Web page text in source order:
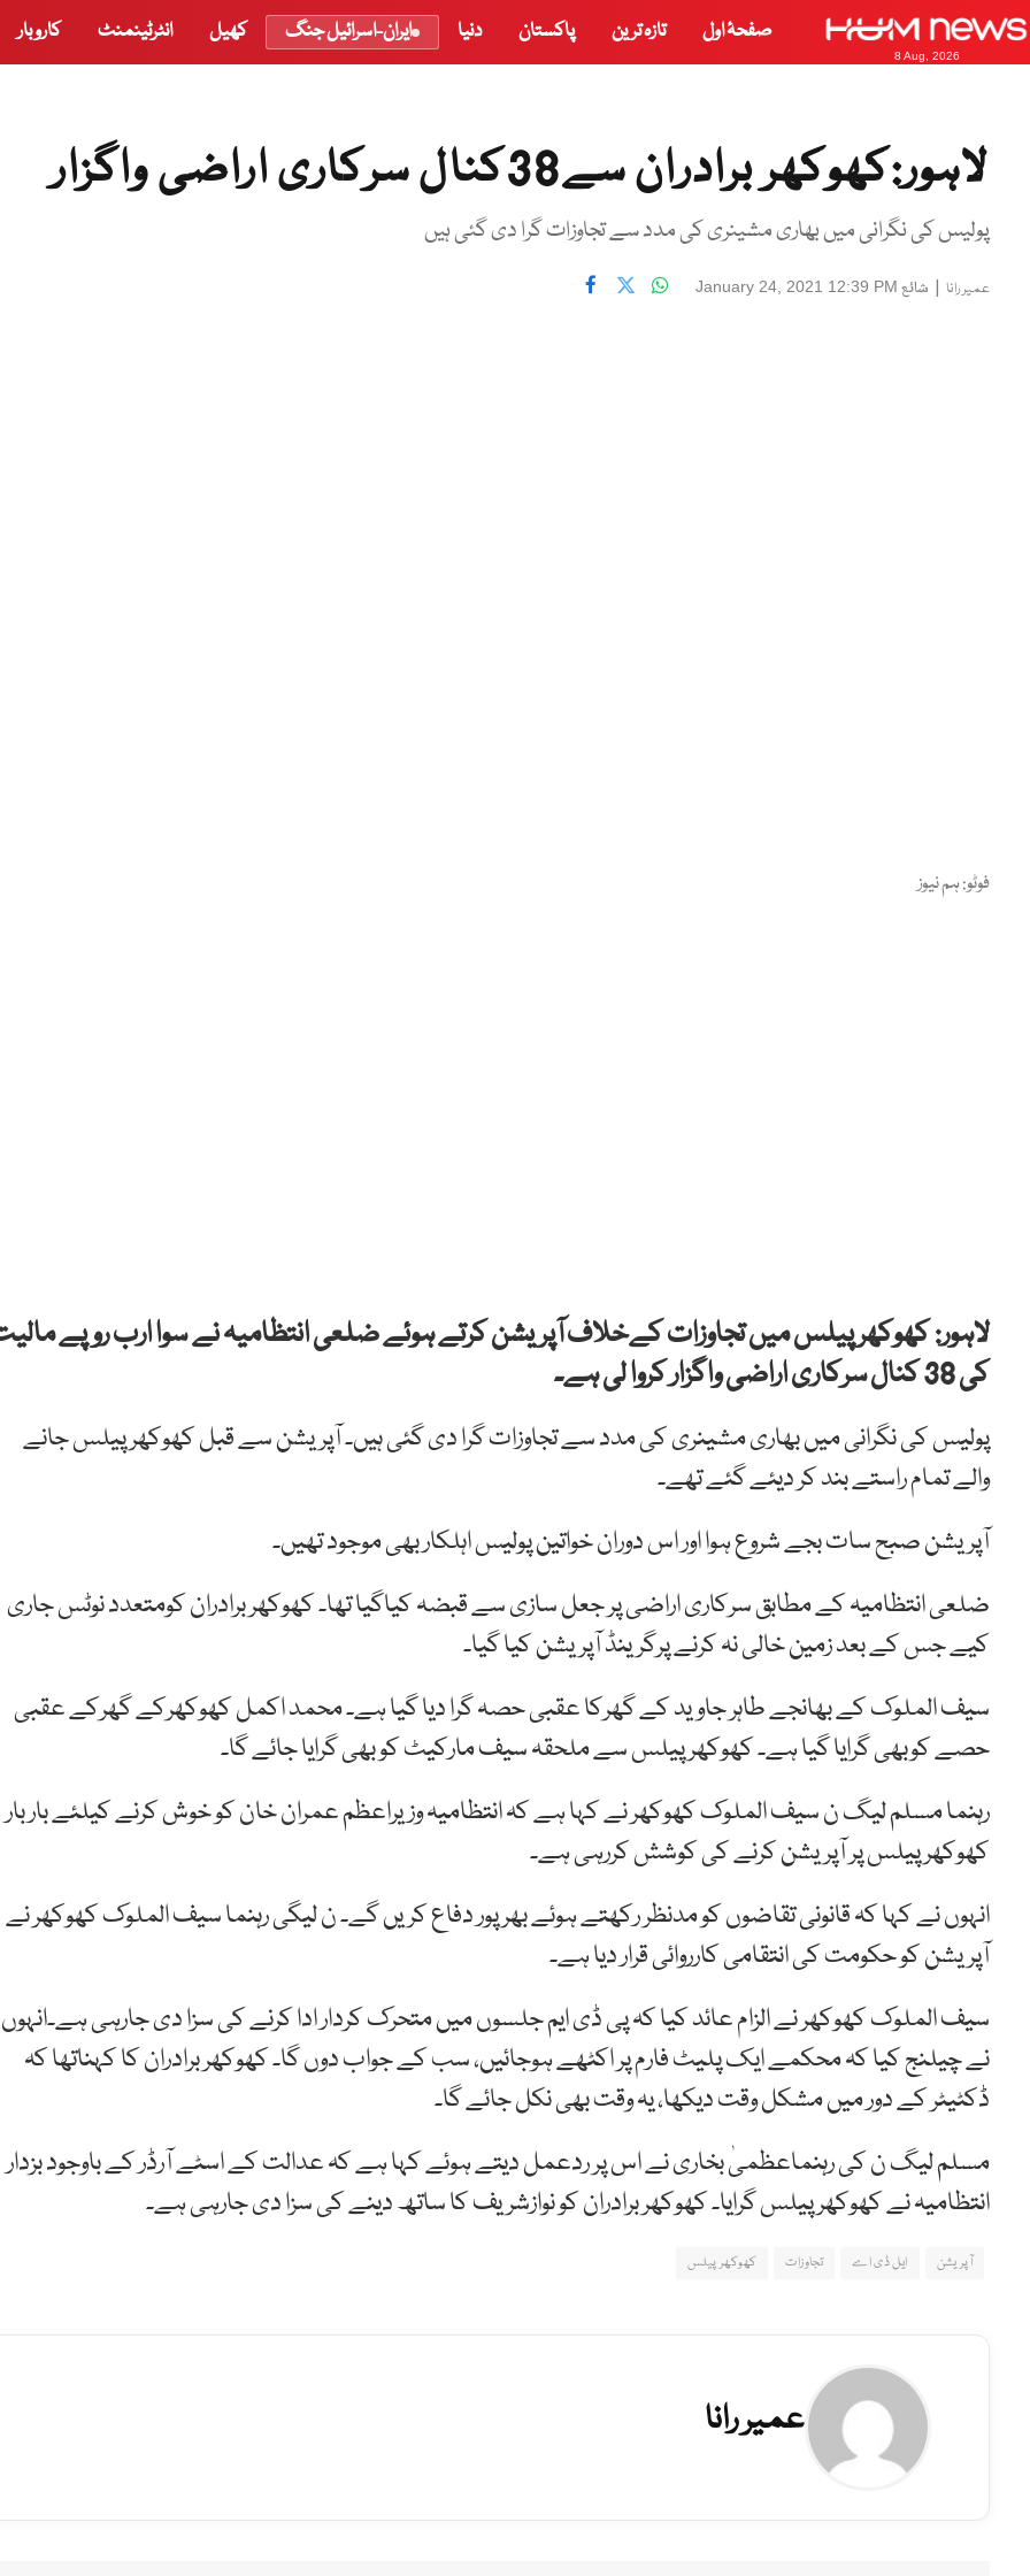
8 Aug, 2026
صفحۂ اول تازہ ترین پاکستان دنیا ایران-اسرائیل جنگ کھیل انٹرٹینمنٹ کاروبار
لاہور:کھوکھر برادران سے38کنال سرکاری اراضی واگزار
پولیس کی نگرانی میں بھاری مشینری کی مدد سے تجاوزات گرا دی گئی ہیں
عمیر رانا | شائع January 24, 2021 12:39 PM
فوٹو: ہم نیوز
لاہور: کھوکھر پیلس میں تجاوزات کےخلاف آپریشن کرتے ہوئے ضلعی انتظامیہ نے سوا ارب روپے
کی 38 کنال سرکاری اراضی واگزار کروا لی ہے۔
پولیس کی نگرانی میں بھاری مشینری کی مدد سے تجاوزات گرا دی گئی ہیں۔ آپریشن سے قبل کھوکھر پیلس جانے
والے تمام راستے بند کر دیئے گئے تھے۔
آپریشن صبح سات بجے شروع ہوا اور اس دوران خواتین پولیس اہلکار بھی موجود تھیں۔
ضلعی انتظامیہ کے مطابق سرکاری اراضی پر جعل سازی سے قبضہ کیاگیا تھا۔ کھوکھر برادران کومتعدد نوٹس جاری
کیے جس کے بعد زمین خالی نہ کرنے پرگرینڈ آپریشن کیا گیا۔
سیف الملوک کے بھانجے طاہر جاوید کے گھرکا عقبی حصہ گرا دیا گیا ہے۔ محمد اکمل کھوکھرکے گھرکے عقبی
حصے کوبھی گرایا گیا ہے۔ کھوکھرپیلس سے ملحقہ سیف مارکیٹ کو بھی گرایا جائے گا۔
رہنما مسلم لیگ ن سیف الملوک کھوکھر نے کہا ہے کہ انتظامیہ وزیراعظم عمران خان کو خوش کرنے کیلئے بار بار
کھوکھر پیلس پر آپریشن کرنے کی کوشش کررہی ہے۔
انہوں نے کہا کہ قانونی تقاضوں کو مدنظر رکھتے ہوئے بھرپور دفاع کریں گے۔ ن لیگی رہنما سیف الملوک کھوکھر نے
آپریشن کو حکومت کی انتقامی کارروائی قرار دیا ہے۔
سیف الملوک کھوکھر نے الزام عائد کیا کہ پی ڈی ایم جلسوں میں متحرک کردار ادا کرنے کی سزا دی جارہی ہے۔انہوں
نے چیلنج کیا کہ محکمے ایک پلیٹ فارم پر اکٹھے ہوجائیں، سب کے جواب دوں گا۔ کھوکھر برادران کا کہناتھا کہ
ڈکٹیٹر کے دور میں مشکل وقت دیکھا، یہ وقت بھی نکل جائے گا۔
مسلم لیگ ن کی رہنماعظمیٰ بخاری نے اس پر ردعمل دیتے ہوئے کہا ہے کہ عدالت کے اسٹے آرڈر کے باوجود بزدار
انتظامیہ نے کھوکھر پیلس گرایا۔ کھوکھر برادران کو نوازشریف کا ساتھ دینے کی سزا دی جارہی ہے۔
آپریشن ایل ڈی اے تجاوزات کھوکھر پیلس
عمیر رانا